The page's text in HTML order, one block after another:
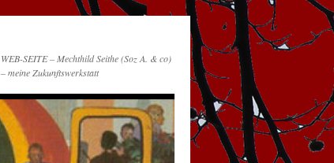
WEB-SEITE – Mechthild Seithe (Soz A. & co)
– meine Zukunftswerkstatt